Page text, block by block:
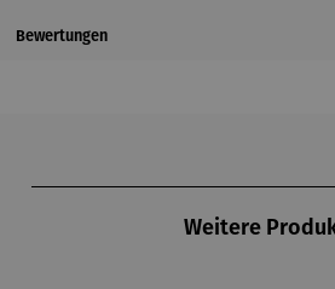
Bewertungen
Weitere